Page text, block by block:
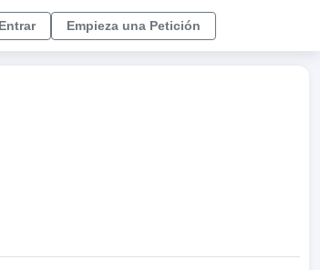
Entrar Empieza una Petición